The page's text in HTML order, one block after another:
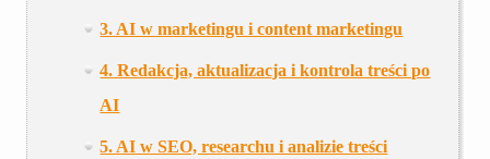
3. AI w marketingu i content marketingu
4. Redakcja, aktualizacja i kontrola treści po
AI
5. AI w SEO, researchu i analizie treści